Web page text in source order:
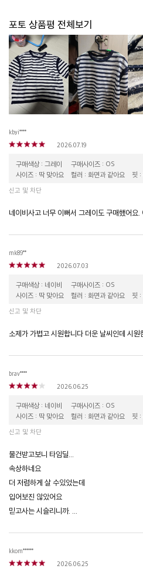
포토 상품평 전체보기
kbyi****
2026.07.19
구매색상 : 그레이
구매사이즈 : OS
사이즈 : 딱 맞아요
컬러 : 화면과 같아요 핏 :
신고 및 차단
mk89**
2026.07.03
구매색상 : 네이비
구매사이즈 : OS
사이즈 : 딱 맞아요
컬러 : 화면과 같아요 핏 :
신고 및 차단
소제가 가볍고 시원합니다 더운 날씨인데 시
brav****
2026.06.25
구매색상 : 네이비
구매사이즈 : OS
사이즈 : 딱 맞아요
컬러 : 화면과 같아요 핏 :
신고 및 차단
물건받고보니 타임딜...
속상하네요
더 저렴하게 살 수있었는데
입어보진 않았어요
믿고사는 시슬리니까. ...
kkom******
2026.06.25